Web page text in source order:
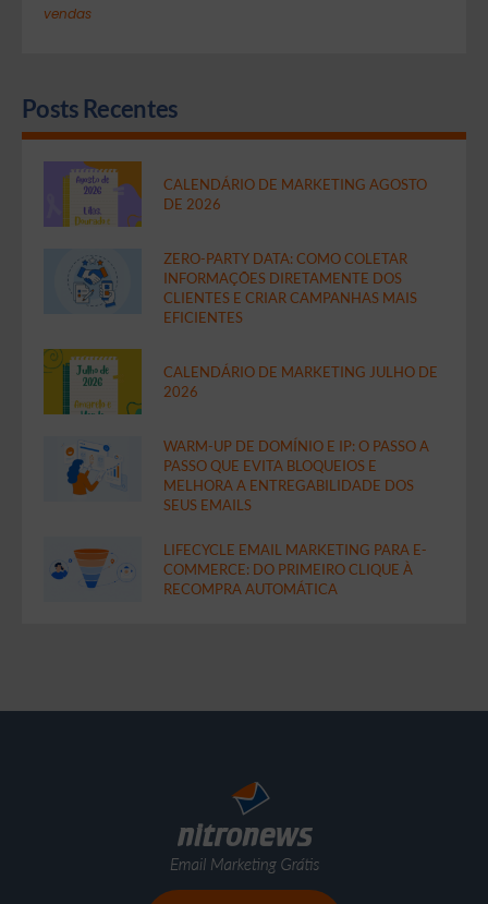
vendas
Posts Recentes
CALENDÁRIO DE MARKETING AGOSTO
DE 2026
ZERO-PARTY DATA: COMO COLETAR
INFORMAÇÕES DIRETAMENTE DOS
CLIENTES E CRIAR CAMPANHAS MAIS
EFICIENTES
CALENDÁRIO DE MARKETING JULHO DE
2026
WARM-UP DE DOMÍNIO E IP: O PASSO A
PASSO QUE EVITA BLOQUEIOS E
MELHORA A ENTREGABILIDADE DOS
SEUS EMAILS
LIFECYCLE EMAIL MARKETING PARA E-
COMMERCE: DO PRIMEIRO CLIQUE À
RECOMPRA AUTOMÁTICA